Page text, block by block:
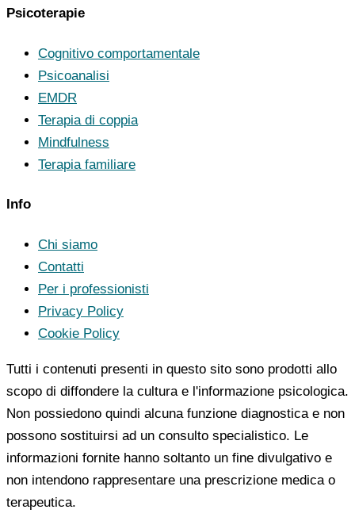
Psicoterapie
Cognitivo comportamentale
Psicoanalisi
EMDR
Terapia di coppia
Mindfulness
Terapia familiare
Info
Chi siamo
Contatti
Per i professionisti
Privacy Policy
Cookie Policy
Tutti i contenuti presenti in questo sito sono prodotti allo
scopo di diffondere la cultura e l'informazione psicologica.
Non possiedono quindi alcuna funzione diagnostica e non
possono sostituirsi ad un consulto specialistico. Le
informazioni fornite hanno soltanto un fine divulgativo e
non intendono rappresentare una prescrizione medica o
terapeutica.